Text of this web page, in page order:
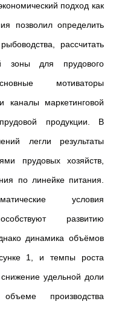
подход как
позволил определить
рассчитать
зоны для прудового
мотиваторы
каналы маркетинговой
продукции. В
легли результаты
прудовых хозяйств,
по линейке питания.
условия
развитию
динамика объёмов
1, и темпы роста
удельной доли
производства